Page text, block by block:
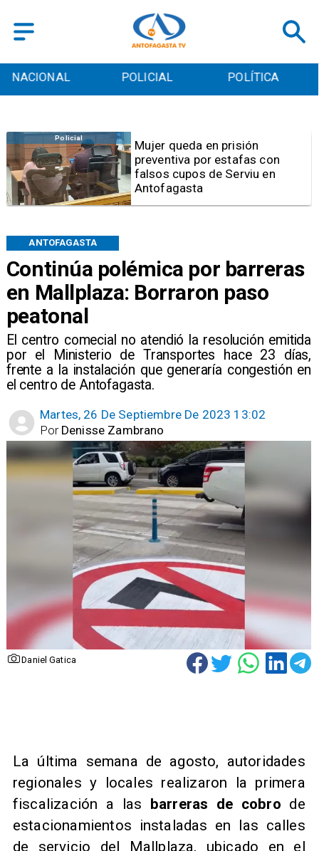
POLICIAL POLÍTICA CULTURA
Continúa polémica por barreras
en Mallplaza: Borraron paso
peatonal
El centro comecial no atendió la resolución emitida
por el Ministerio de Transportes hace 23 días,
frente a la instalación que generaría congestión en
el centro de Antofagasta.
ANTOFAGASTA
Martes, 26 De Septiembre De 2023 13:02
Denisse Zambrano
Por
Daniel Gatica
Videos
Video | Choferes del
TransAntofagasta piden
sistema mixto de pago
La última semana de agosto, autoridades
regionales y locales realizaron la primera
fiscalización a las barreras de cobro de
estacionamientos instaladas en las calles
de servicio del Mallplaza, ubicado en el